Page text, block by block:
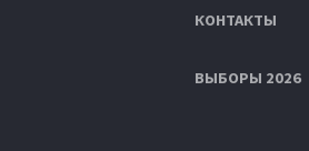
КОНТАКТЫ
ВЫБОРЫ 2026